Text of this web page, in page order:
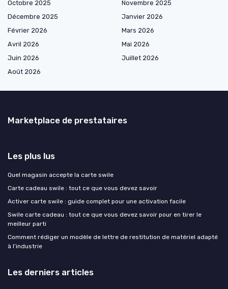
Octobre 2025
Novembre 2025
Décembre 2025
Janvier 2026
Février 2026
Mars 2026
Avril 2026
Mai 2026
Juin 2026
Juillet 2026
Août 2026
Marketplace de prestataires
Les plus lus
Quel magasin accepte la carte swile
Carte cadeau swile : tout ce que vous devez savoir
Activer carte swile : guide complet pour une activation facile
Swile carte cadeau : tout ce que vous devez savoir pour en tirer le
meilleur parti
Comment rédiger un modèle de lettre de restitution de matériel adapté
à l’industrie
Les derniers articles